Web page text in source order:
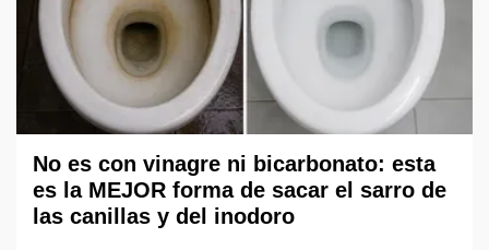
No es con vinagre ni bicarbonato: esta
es la MEJOR forma de sacar el sarro de
las canillas y del inodoro